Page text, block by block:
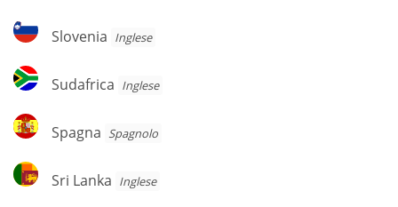
Slovenia
Slovenia Inglese
Sudafrica
Sudafrica Inglese
Spagna
Spagna Spagnolo
Sri
Lanka
Sri Lanka Inglese